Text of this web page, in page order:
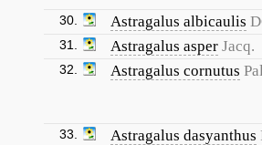
30. Astragalus albicaulis
31. Astragalus asper Jacq.
32. Astragalus cornutus
33. Astragalus dasyanthus